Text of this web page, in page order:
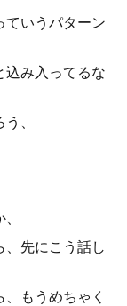
ていうパターン
込み入ってるな
、
、先にこう話し
もうめちゃく